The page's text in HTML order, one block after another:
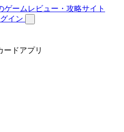
イン
ードアプリ